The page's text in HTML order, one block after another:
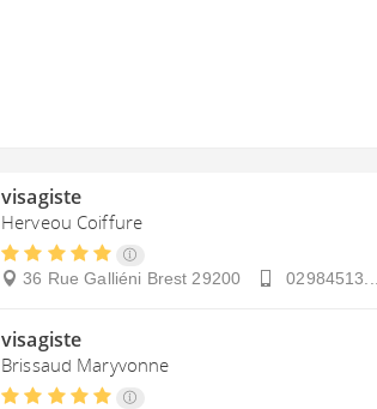
visagiste
Herveou Coiffure
36 Rue Galliéni Brest 29200 02984513...
visagiste
Brissaud Maryvonne